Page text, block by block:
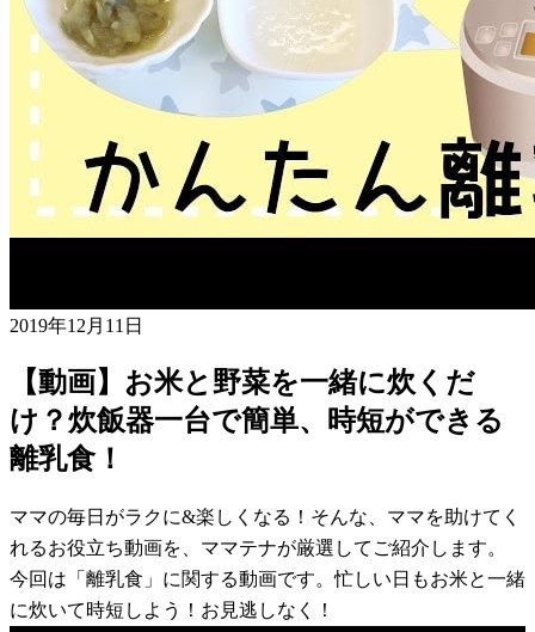
2019年12月11日
【動画】お米と野菜を一緒に炊くだ
け？炊飯器一台で簡単、時短ができる
離乳食！
ママの毎日がラクに&楽しくなる！そんな、ママを助けてく
れるお役立ち動画を、ママテナが厳選してご紹介します。
今回は「離乳食」に関する動画です。忙しい日もお米と一緒
に炊いて時短しよう！お見逃しなく！